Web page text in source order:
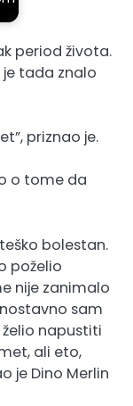
period života.
je tada znalo
priznao je.
o tome da
bolestan.
poželio
nije zanimalo
sam
napustiti
ali eto,
je Dino Merlin